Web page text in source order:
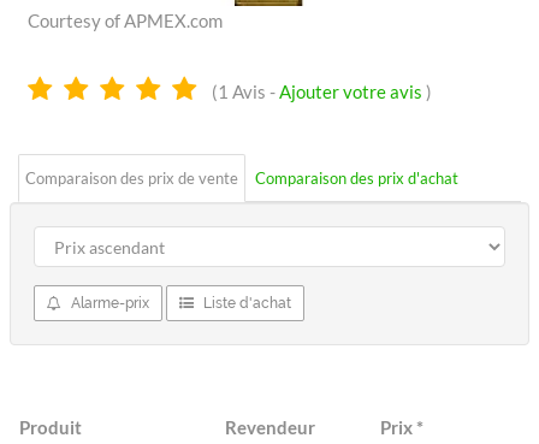
Courtesy of APMEX.com
5.0
(1 Avis -Ajouter votre avis )
Comparaison des prix de vente Comparaison des prix d'achat
Alarme-prix Liste d'achat
Produit Revendeur Prix*